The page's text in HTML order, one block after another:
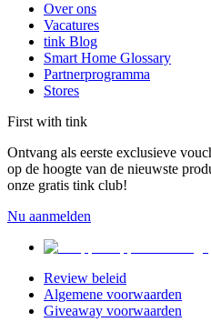
Over ons
Vacatures
tink Blog
Smart Home Glossary
Partnerprogramma
Stores
First with tink
Ontvang als eerste exclusieve
op de hoogte van de nieuwste
onze gratis tink club!
Nu aanmelden
Review beleid
Algemene voorwaarden
Giveaway voorwaarden